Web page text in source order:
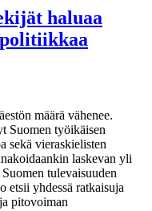
haluaa
määrä vähenee.
Suomen työikäisen
sekä vieraskielisten
laskevan yli
tulevaisuuden
etsii yhdessä ratkaisuja
pitovoiman